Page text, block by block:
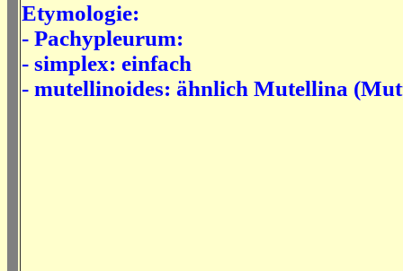
Etymologie:
- Pachypleurum:
- simplex: einfach
- mutellinoides: ähnlich Mutellina